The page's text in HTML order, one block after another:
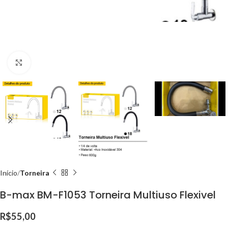
Início Torneira
B-max BM-F1053 Torneira Multiuso Flexivel
R$55,00